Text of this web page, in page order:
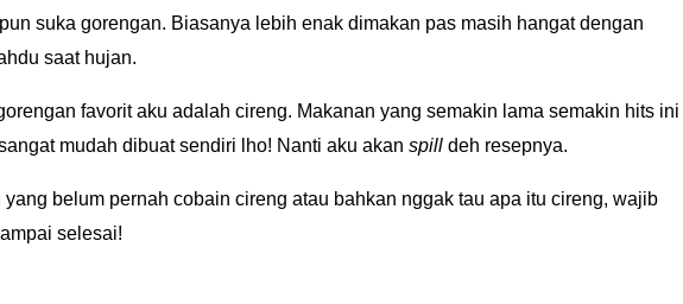
suka gorengan. Biasanya lebih enak dimakan pas masih hangat dengan
saat hujan.
favorit aku adalah cireng. Makanan yang semakin lama semakin hits ini
mudah dibuat sendiri lho! Nanti aku akan spill deh resepnya.
yang belum pernah cobain cireng atau bahkan nggak tau apa itu cireng, wajib
selesai!